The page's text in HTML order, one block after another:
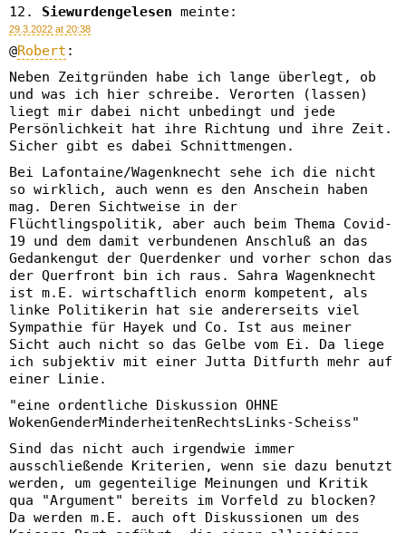
Siewurdengelesen meinte:
29.3.2022 at 20:38
@Robert :
Neben Zeitgründen habe ich lange überlegt, ob
und was ich hier schreibe. Verorten (lassen)
liegt mir dabei nicht unbedingt und jede
Persönlichkeit hat ihre Richtung und ihre Zeit.
Sicher gibt es dabei Schnittmengen.
Bei Lafontaine/Wagenknecht sehe ich die nicht
so wirklich, auch wenn es den Anschein haben
mag. Deren Sichtweise in der
Flüchtlingspolitik, aber auch beim Thema Covid-
19 und dem damit verbundenen Anschluß an das
Gedankengut der Querdenker und vorher schon das
der Querfront bin ich raus. Sahra Wagenknecht
ist m.E. wirtschaftlich enorm kompetent, als
linke Politikerin hat sie andererseits viel
Sympathie für Hayek und Co. Ist aus meiner
Sicht auch nicht so das Gelbe vom Ei. Da liege
ich subjektiv mit einer Jutta Ditfurth mehr auf
einer Linie.
"eine ordentliche Diskussion OHNE
WokenGenderMinderheitenRechtsLinks-Scheiss"
Sind das nicht auch irgendwie immer
ausschließende Kriterien, wenn sie dazu benutzt
werden, um gegenteilige Meinungen und Kritik
qua "Argument" bereits im Vorfeld zu blocken?
Da werden m.E. auch oft Diskussionen um des